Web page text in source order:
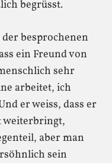
begrüsst.
besprochenen
ein Freund von
sehr
arbeitet, ich
er weiss, dass er
weiterbringt,
aber man
sein